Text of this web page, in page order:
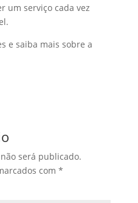
um serviço cada vez
e saiba mais sobre a
será publicado.
com *